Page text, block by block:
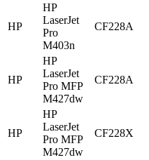
HP
HP
LaserJet
Pro
M403n
CF228A
HP
HP
LaserJet
Pro MFP
M427dw
CF228A
HP
HP
LaserJet
Pro MFP
M427dw
CF228X